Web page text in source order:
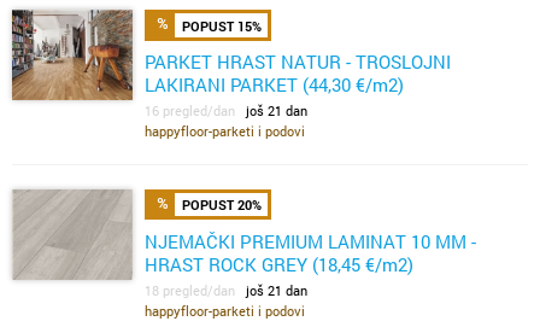
POPUST 15%
PARKET HRAST NATUR - TROSLOJNI
LAKIRANI PARKET (44,30 €/m2)
16 pregled/dan još 21 dan
happyfloor-parketi i podovi
POPUST 20%
NJEMAČKI PREMIUM LAMINAT 10 MM -
HRAST ROCK GREY (18,45 €/m2)
18 pregled/dan još 21 dan
happyfloor-parketi i podovi